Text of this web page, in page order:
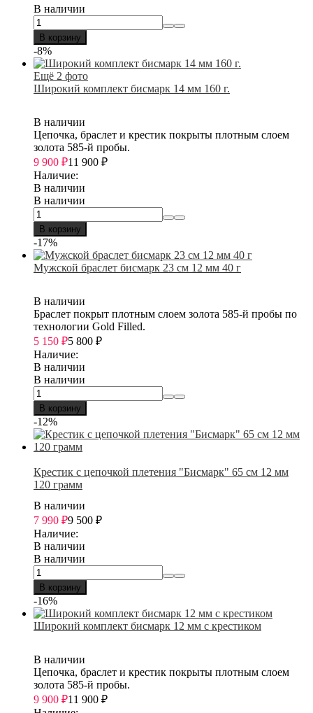
В наличии
В корзину
-8%
Ещё 2 фото
Широкий комплект бисмарк 14 мм 160 г.
В наличии
Цепочка, браслет и крестик покрыты плотным слоем
золота 585-й пробы.
9 900 ₽11 900 ₽
Наличие:
В наличии
В наличии
В корзину
-17%
Мужской браслет бисмарк 23 см 12 мм 40 г
В наличии
Браслет покрыт плотным слоем золота 585-й пробы по
технологии Gold Filled.
5 150 ₽5 800 ₽
Наличие:
В наличии
В наличии
В корзину
-12%
Крестик с цепочкой плетения "Бисмарк" 65 см 12 мм
120 грамм
В наличии
7 990 ₽9 500 ₽
Наличие:
В наличии
В наличии
В корзину
-16%
Широкий комплект бисмарк 12 мм с крестиком
В наличии
Цепочка, браслет и крестик покрыты плотным слоем
золота 585-й пробы.
9 900 ₽11 900 ₽